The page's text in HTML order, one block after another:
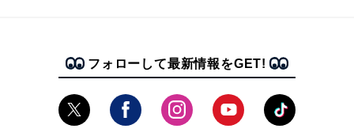
フォローして最新情報をGET!